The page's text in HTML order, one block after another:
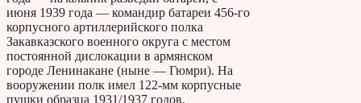
июня 1939 года — командир батареи 456-го
корпусного артиллерийского полка
Закавказского военного округа с местом
постоянной дислокации в армянском
городе Ленинакане (ныне — Гюмри). На
вооружении полк имел 122-мм корпусные
пушки образца 1931/1937 годов.